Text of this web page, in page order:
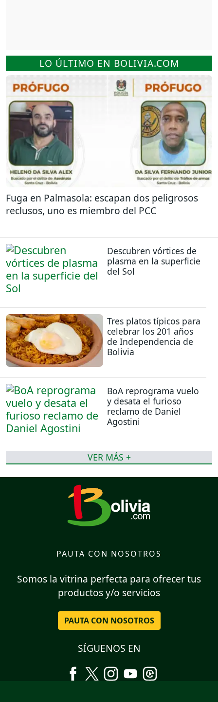
LO ÚLTIMO EN BOLIVIA.COM
Fuga en Palmasola: escapan dos peligrosos
reclusos, uno es miembro del PCC
Descubren vórtices de
plasma en la superficie
del Sol
Tres platos típicos para
celebrar los 201 años
de Independencia de
Bolivia
BoA reprograma vuelo
y desata el furioso
reclamo de Daniel
Agostini
VER MÁS +
PAUTA CON NOSOTROS
Somos la vitrina perfecta para ofrecer tus
productos y/o servicios
PAUTA CON NOSOTROS
SÍGUENOS EN